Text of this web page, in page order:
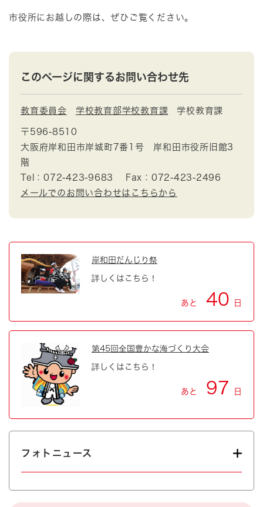
市役所にお越しの際は、ぜひご覧ください。
このページに関するお問い合わせ先
教育委員会 学校教育部学校教育課 学校教育課
〒596-8510
大阪府岸和田市岸城町7番1号 岸和田市役所旧館3
階
Tel：072-423-9683
Fax：072-423-2496
メールでのお問い合わせはこちらから
岸和田だんじり祭
詳しくはこちら！
あと 40 日
第45回全国豊かな海づくり大会
詳しくはこちら！
あと 97 日
フォトニュース